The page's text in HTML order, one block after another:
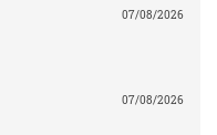
07/08/2026
07/08/2026